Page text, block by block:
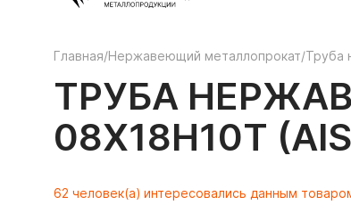
Главная/Нержавеющий металлопрокат/Труба
ТРУБА
08Х18Н10Т
62 человек(а) интересовались данным